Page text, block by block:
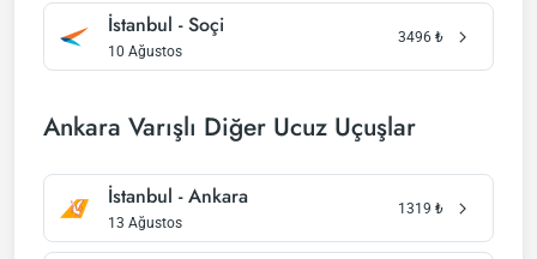
İstanbul - Soçi
10 Ağustos
3496 ₺
Ankara Varışlı Diğer Ucuz Uçuşlar
İstanbul - Ankara
13 Ağustos
1319 ₺